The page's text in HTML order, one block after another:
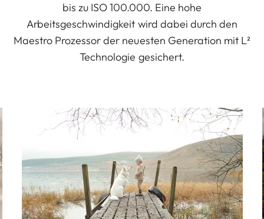
bis zu ISO 100.000. Eine hohe
Arbeitsgeschwindigkeit wird dabei durch den
Maestro Prozessor der neuesten Generation mit L²
Technologie gesichert.